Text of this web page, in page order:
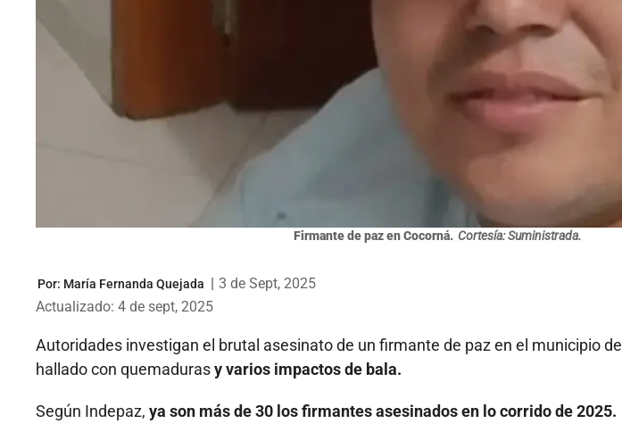
Firmante de paz en Cocorná. Cortesía: Suministrada.
Por: María Fernanda Quejada | 3 de Sept, 2025
Actualizado: 4 de sept, 2025
Autoridades investigan el brutal asesinato de un firmante de paz en el municipio de
hallado con quemadurasy varios impactos de bala.
Según Indepaz, ya son más de 30 los firmantes asesinados en lo corrido de 2025.